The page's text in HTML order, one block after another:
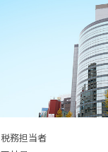
税務担当者